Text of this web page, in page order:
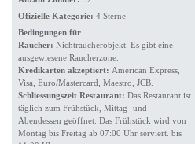
Ofizielle Kategorie: 4 Sterne
Bedingungen für
Raucher: Nichtraucherobjekt. Es gibt eine
ausgewiesene Raucherzone.
Kredikarten akzeptiert: American Express,
Visa, Euro/Mastercard, Maestro, JCB.
Schliessungszeit Restaurant: Das Restaurant ist
täglich zum Frühstück, Mittag- und
Abendessen geöffnet. Das Frühstück wird von
Montag bis Freitag ab 07:00 Uhr serviert. bis